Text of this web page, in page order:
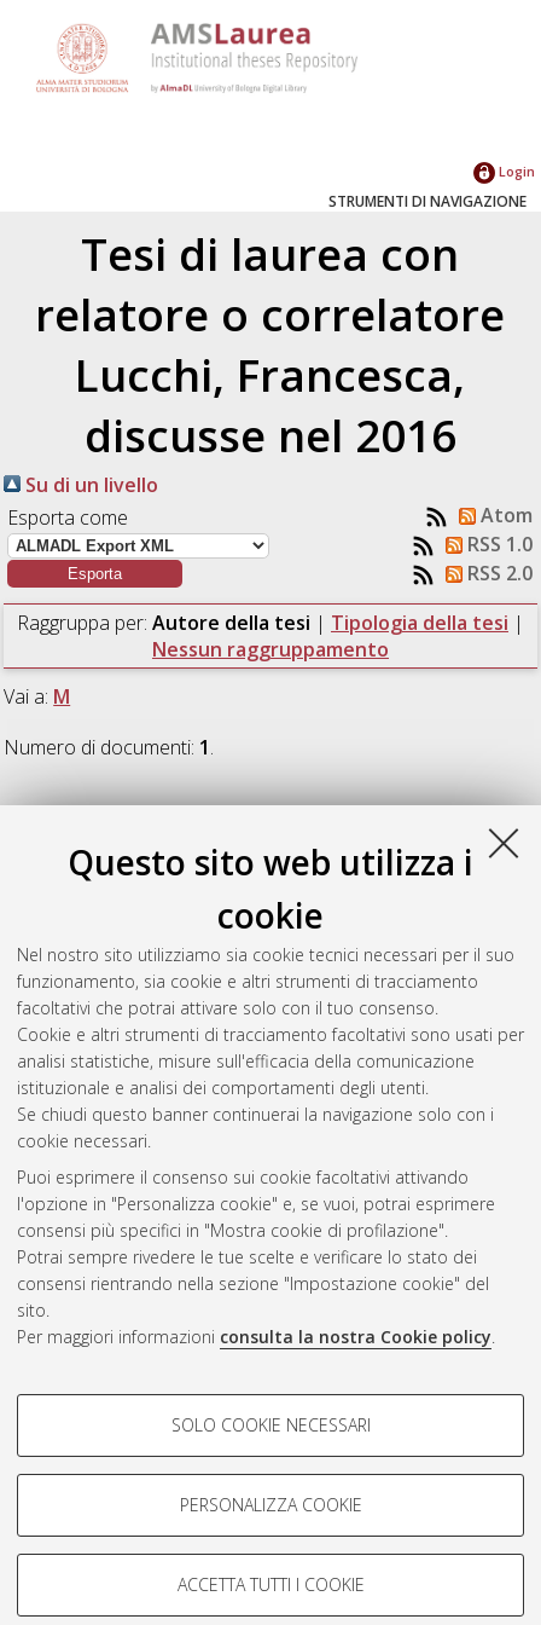
Questo sito web utilizza i
cookie
Nel nostro sito utilizziamo sia cookie tecnici necessari per il suo
funzionamento, sia cookie e altri strumenti di tracciamento
facoltativi che potrai attivare solo con il tuo consenso.
Cookie e altri strumenti di tracciamento facoltativi sono usati per
analisi statistiche, misure sull'efficacia della comunicazione
istituzionale e analisi dei comportamenti degli utenti.
Se chiudi questo banner continuerai la navigazione solo con i
cookie necessari.
Puoi esprimere il consenso sui cookie facoltativi attivando
l'opzione in "Personalizza cookie" e, se vuoi, potrai esprimere
consensi più specifici in "Mostra cookie di profilazione".
Potrai sempre rivedere le tue scelte e verificare lo stato dei
consensi rientrando nella sezione "Impostazione cookie" del
sito.
Per maggiori informazioni consulta la nostra Cookie policy.
COOKIE DI PROFILAZIONE -
Si tratta di cookie utilizzati per analizzare le caratteristiche della
navigazione degli utenti, creare profili in base al loro comportamento
Mostra cookie di profilazione
COOKIE TECNICI - NECESSARI
SOLO COOKIE NECESSARI
PERSONALIZZA COOKIE
ACCETTA TUTTI I COOKIE
Login
STRUMENTI DI NAVIGAZIONE
Tesi di laurea con
relatore o correlatore
Lucchi, Francesca,
discusse nel 2016
Su di un livello
Esporta come
Atom
RSS 1.0
RSS 2.0
Raggruppa per: Autore della tesi | Tipologia della tesi |
Nessun raggruppamento
Vai a: M
Numero di documenti: 1.
M
Metalli, Andrea
non conformità geometriche e dimensionali in componenti
[Laurea], Università di Bologna, Corso di Studio inIngegneria
aerospaziale [L-DM270] - Forli' , Documento ad accesso
riservato.
Questa lista e' stata generata ilSun Aug 9 04:16:09 2026
CEST
Atom
Rss 1.0
Rss 2.0
AMS Laurea
Impostazioni Cookie
Informativa sulla privacy
Condizioni d’uso del sito